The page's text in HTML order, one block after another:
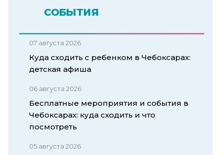
СОБЫТИЯ
07 августа 2026
Куда сходить с ребенком в Чебоксарах:
детская афиша
06 августа 2026
Бесплатные мероприятия и события в
Чебоксарах: куда сходить и что
посмотреть
05 августа 2026